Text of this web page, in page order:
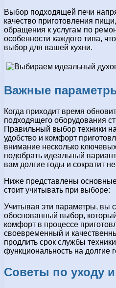
Выбор подходящей печи
качество приготовления
обращения к услугам по
особенности каждого типа,
выбор для вашей кухни.
Важные
Когда приходит время
подходящего оборудования
Правильный выбор техники
удобство и комфорт
внимание несколько
подобрать идеальный
вам долгие годы и сократит
Ниже представлены
стоит учитывать при выборе:
Учитывая эти параметры, вы
обоснованный выбор,
комфорт в процессе
своевременный и
продлить срок службы
функциональность на долгие
Советы по уходу